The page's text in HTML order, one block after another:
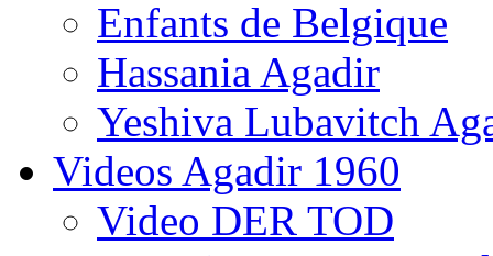
Enfants de Belgique
Hassania Agadir
Yeshiva Lubavitch
Videos Agadir 1960
Video DER TOD